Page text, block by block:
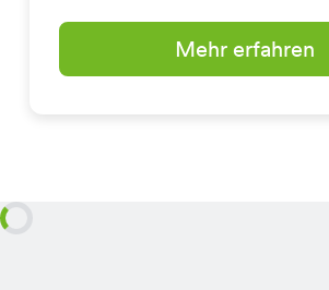
Mehr erfahren